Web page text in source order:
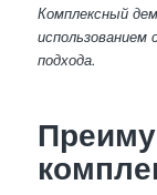
Комплексный
использованием
подхода.